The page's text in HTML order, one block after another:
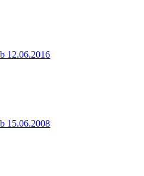
12.06.2016
15.06.2008